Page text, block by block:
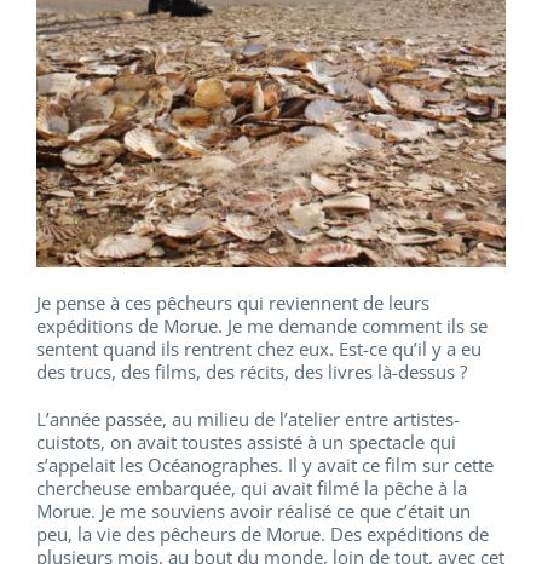
Je pense à ces pêcheurs qui reviennent de leurs
expéditions de Morue. Je me demande comment ils se
sentent quand ils rentrent chez eux. Est-ce qu’il y a eu
des trucs, des films, des récits, des livres là-dessus ?
L’année passée, au milieu de l’atelier entre artistes-
cuistots, on avait toustes assisté à un spectacle qui
s’appelait les Océanographes. Il y avait ce film sur cette
chercheuse embarquée, qui avait filmé la pêche à la
Morue. Je me souviens avoir réalisé ce que c’était un
peu, la vie des pêcheurs de Morue. Des expéditions de
plusieurs mois, au bout du monde, loin de tout, avec cet